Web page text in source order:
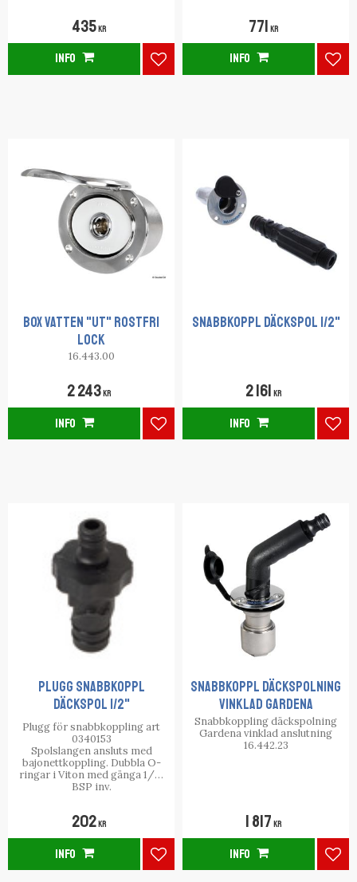
435KR
Lägg till i favoriter
INFO
771 KR
INFO
BOX VATTEN "UT" ROSTFRI
LOCK
16.443.00
2 243 KR
Lägg till i favoriter
INFO
SNABBKOPPL DÄCKSPOL 1/2"
2 161 KR
INFO
PLUGG SNABBKOPPL
DÄCKSPOL 1/2"
Plugg för snabbkoppling art
0340153
Spolslangen ansluts med
bajonettkoppling. Dubbla O-
ringar i Viton med gänga 1/2"
BSP inv.
202 KR
Lägg till i favoriter
INFO
SNABBKOPPL DÄCKSPOLNING
VINKLAD GARDENA
Snabbkoppling däckspolning
Gardena vinklad anslutning
16.442.23
1 817 KR
INFO